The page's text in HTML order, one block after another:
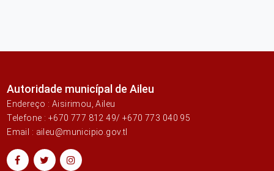
Autoridade municípal de Aileu
Endereço : Aisirimou, Aileu
Telefone : +670 777 812 49/ +670 773 040 95
Email : aileu@municipio.gov.tl